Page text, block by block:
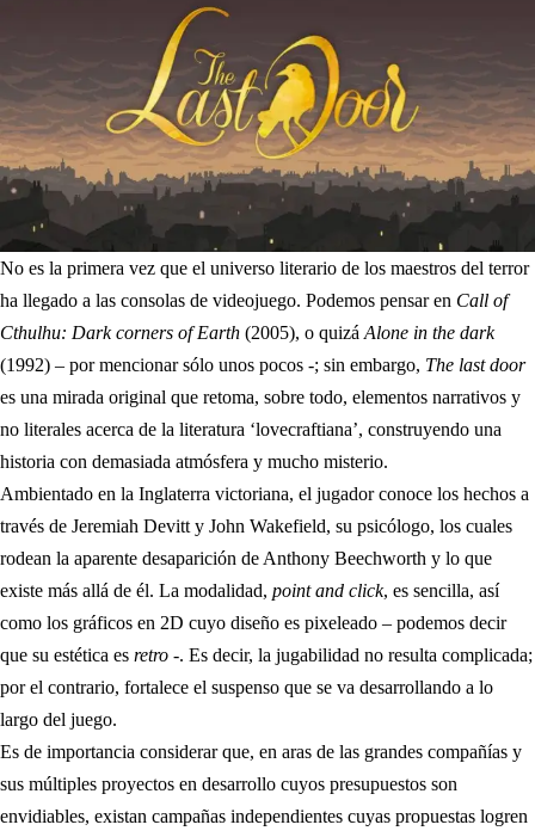
No es la primera vez que el universo literario de los maestros del terror
ha llegado a las consolas de videojuego. Podemos pensar en Call of
Cthulhu: Dark corners of Earth (2005), o quizá Alone in the dark
(1992) – por mencionar sólo unos pocos -; sin embargo, The last door
es una mirada original que retoma, sobre todo, elementos narrativos y
no literales acerca de la literatura ‘lovecraftiana’, construyendo una
historia con demasiada atmósfera y mucho misterio.
Ambientado en la Inglaterra victoriana, el jugador conoce los hechos a
través de Jeremiah Devitt y John Wakefield, su psicólogo, los cuales
rodean la aparente desaparición de Anthony Beechworth y lo que
existe más allá de él. La modalidad, point and click, es sencilla, así
como los gráficos en 2D cuyo diseño es pixeleado – podemos decir
que su estética es retro -. Es decir, la jugabilidad no resulta complicada;
por el contrario, fortalece el suspenso que se va desarrollando a lo
largo del juego.
Es de importancia considerar que, en aras de las grandes compañías y
sus múltiples proyectos en desarrollo cuyos presupuestos son
envidiables, existan campañas independientes cuyas propuestas logren